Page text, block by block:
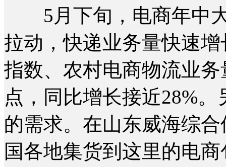
5月下旬，电商年中大
拉动，快递业务量快速
指数、农村电商物流业
点，同比增长接近28%
的需求。在山东威海综
国各地集货到这里的电